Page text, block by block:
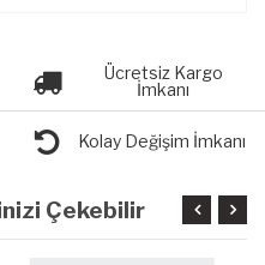
Ücretsiz Kargo
İmkanı
Kolay Değişim İmkanı
Çekebilir